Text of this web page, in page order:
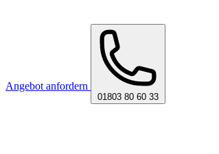
Angebot anfordern
01803 80 60 33